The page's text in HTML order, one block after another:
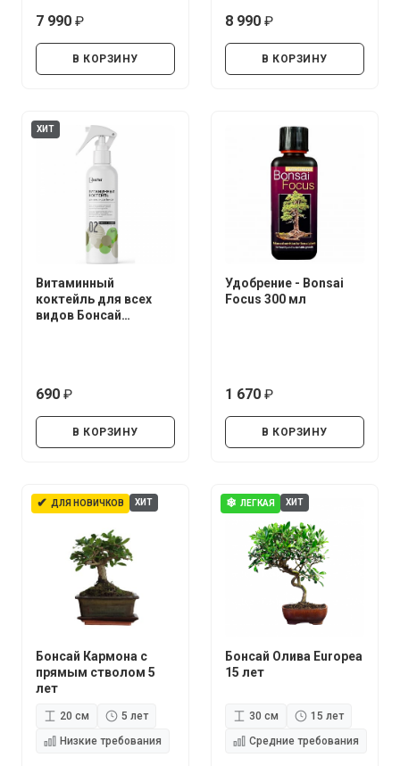
7 990
В КОРЗИНУ
8 990
В КОРЗИНУ
ХИТ
Витаминный
коктейль для всех
видов Бонсай
690
В КОРЗИНУ
Удобрение - Bonsai
Focus 300 мл
1 670
В КОРЗИНУ
✔ ДЛЯ НОВИЧКОВ ХИТ
Бонсай Кармона с
прямым стволом 5
лет
20 см
5 лет
Низкие требования
❄ ЛЕГКАЯ ХИТ
Бонсай Олива Europea
15 лет
30 см
15 лет
Средние требования